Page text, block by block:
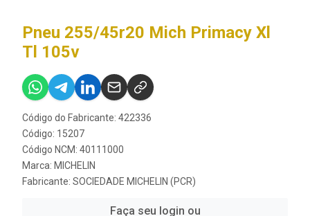
Pneu 255/45r20 Mich Primacy Xl
Tl 105v
Código do Fabricante: 422336
Código: 15207
Código NCM: 40111000
Marca: MICHELIN
Fabricante: SOCIEDADE MICHELIN (PCR)
Faça seu login ou